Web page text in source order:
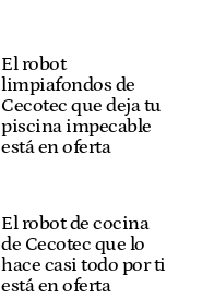
El robot
limpiafondos de
Cecotec que deja tu
piscina impecable
está en oferta
El robot de cocina
de Cecotec que lo
hace casi todo por ti
está en oferta